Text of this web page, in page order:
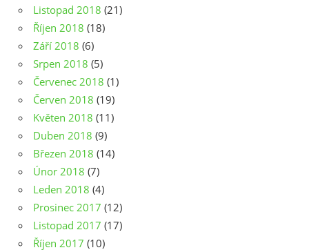
Listopad 2018 (21)
Říjen 2018 (18)
Září 2018 (6)
Srpen 2018 (5)
Červenec 2018 (1)
Červen 2018 (19)
Květen 2018 (11)
Duben 2018 (9)
Březen 2018 (14)
Únor 2018 (7)
Leden 2018 (4)
Prosinec 2017 (12)
Listopad 2017 (17)
Říjen 2017 (10)